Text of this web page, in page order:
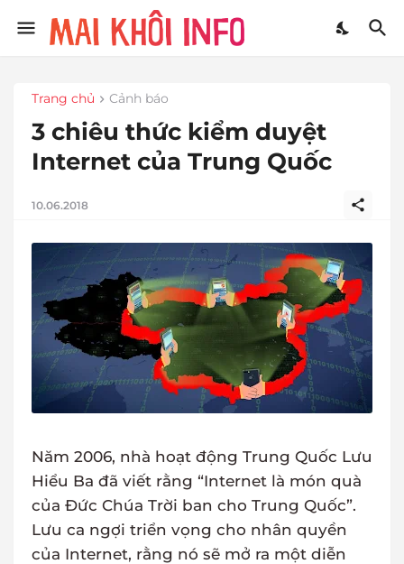
Trang chủ Cảnh báo
3 chiêu thức kiểm duyệt
Internet của Trung Quốc
10.06.2018
Năm 2006, nhà hoạt động Trung Quốc Lưu
Hiểu Ba đã viết rằng “Internet là món quà
của Đức Chúa Trời ban cho Trung Quốc”.
Lưu ca ngợi triển vọng cho nhân quyền
của Internet, rằng nó sẽ mở ra một diễn